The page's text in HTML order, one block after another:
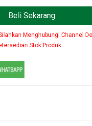
Beli Sekarang
Menghubungi Channel
Stok Produk